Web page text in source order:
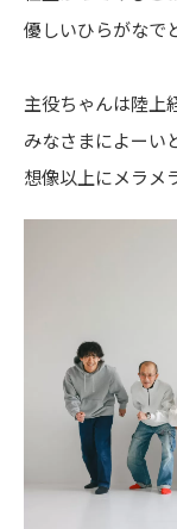
優しいひらがなで
主役ちゃんは陸上
みなさまによーい
想像以上にメラメ